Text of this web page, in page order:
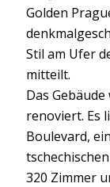
Golden
Stil am Ufer
mitteilt.
Das
renoviert. Es
Boulevard,
320 Zimmer